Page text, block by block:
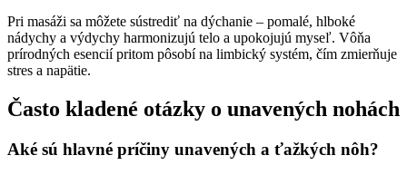
Pri masáži sa môžete sústrediť na dýchanie – pomalé, hlboké
nádychy a výdychy harmonizujú telo a upokojujú myseľ. Vôňa
prírodných esencií pritom pôsobí na limbický systém, čím zmierňuje
stres a napätie.
Často kladené otázky o unavených nohách
Aké sú hlavné príčiny unavených a ťažkých nôh?